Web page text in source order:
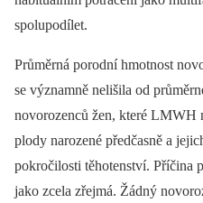
spolupodílet.
Průměrná porodní hmotnost
se významně nelišila od
novorozenců žen, které
plody narozené předčasně a
pokročilosti těhotenství. Příčina
jako zcela zřejmá. Žádný